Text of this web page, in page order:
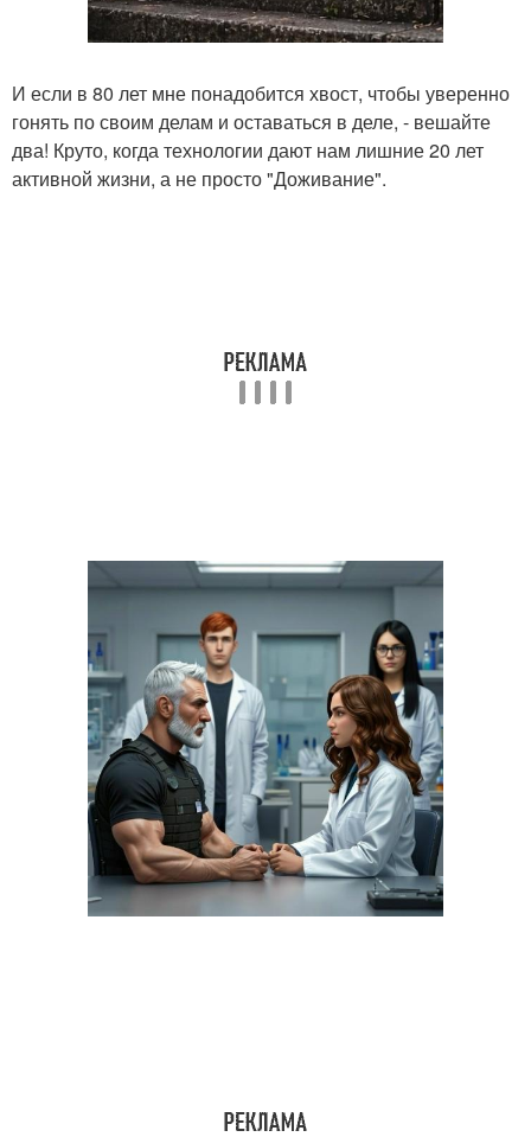
И если в 80 лет мне понадобится хвост, чтобы уверенно
гонять по своим делам и оставаться в деле, - вешайте
два! Круто, когда технологии дают нам лишние 20 лет
активной жизни, а не просто "Доживание".